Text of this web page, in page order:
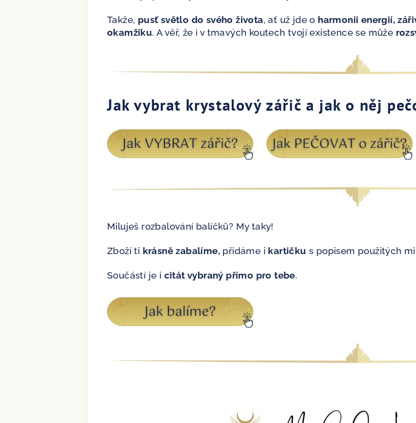
Takže, pusť světlo do svého života, ať už jde o harmonii energií,
okamžiku. A věř, že i v tmavých koutech tvojí existence se může
Jak vybrat krystalový zářič a jak o něj
Miluješ rozbalování balíčků? My taky!
Zboží ti krásně zabalíme, přidáme i kartičku s popisem použitých
Součástí je i citát vybraný přímo pro tebe.